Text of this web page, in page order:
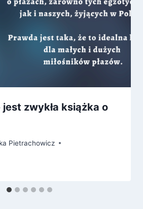
jest zwykła książka o
Pietrachowicz